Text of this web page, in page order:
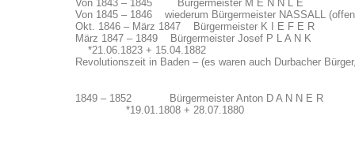
Von 1843 – 1845 Bürgermeister M E N N L E
Von 1845 – 1846 wiederum Bürgermeister NASSALL
Okt. 1846 – März 1847 Bürgermeister K I E F E R
März 1847 – 1849 Bürgermeister Josef P L A N K
*21.06.1823 + 15.04.1882
Revolutionszeit in Baden – (es waren auch Durbacher
1849 – 1852 Bürgermeister Anton D A N N E R
*19.01.1808 + 28.07.1880